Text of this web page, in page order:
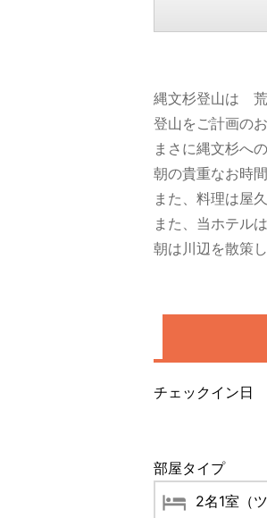
縄文杉登山は 荒
登山をご計画の
まさに縄文杉へ
朝の貴重なお時
また、料理は屋
また、当ホテル
朝は川辺を散策
チェックイン日
部屋タイプ